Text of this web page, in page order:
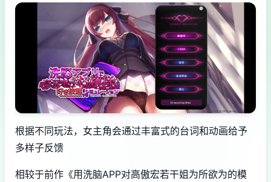
根据不同玩法，女主角会通过丰富式的台词和动画给予
多样子反馈
相较于前作《用洗脑APP对高傲宏若干姐为所欲为的模